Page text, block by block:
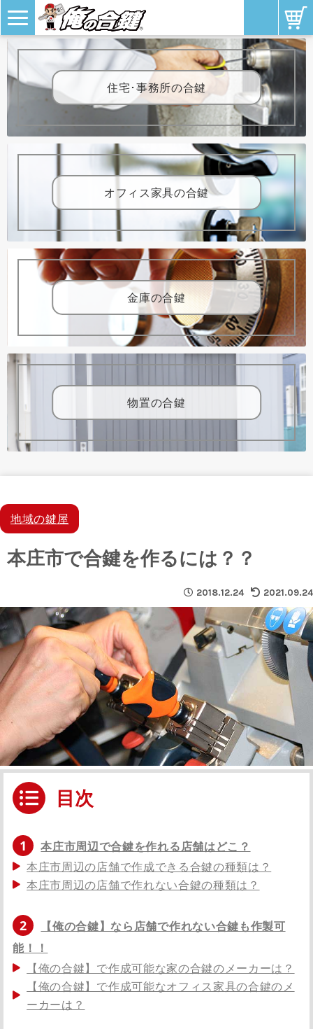
住宅･事務所の合鍵
オフィス家具の合鍵
金庫の合鍵
物置の合鍵
地域の鍵屋
本庄市で合鍵を作るには？？
2018.12.24 2021.09.24
目次
1
本庄市周辺で合鍵を作れる店舗はどこ？
本庄市周辺の店舗で作成できる合鍵の種類は？
本庄市周辺の店舗で作れない合鍵の種類は？
2
【俺の合鍵】なら店舗で作れない合鍵も作製可
能！！
【俺の合鍵】で作成可能な家の合鍵のメーカーは？
【俺の合鍵】で作成可能なオフィス家具の合鍵のメ
ーカーは？